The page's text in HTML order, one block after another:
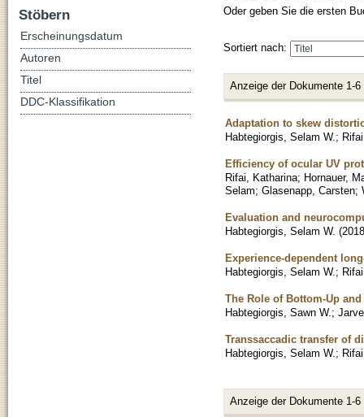
Oder geben Sie die ersten
Sortiert nach:
Anzeige der Dokumente 1-6
Adaptation to skew
Habtegiorgis, Selam W. ;
Efficiency of ocular UV
Rifai, Katharina; Hornauer,
Selam; Glasenapp, Carsten;
Evaluation and
Habtegiorgis, Selam W. (2018
Experience-dependent
Habtegiorgis, Selam W. ;
The Role of Bottom-Up
Habtegiorgis, Sawn W. ;
Transsaccadic transfer of
Habtegiorgis, Selam W. ;
Anzeige der Dokumente 1-6
Stöbern
Erscheinungsdatum
Autoren
Titel
DDC-Klassifikation